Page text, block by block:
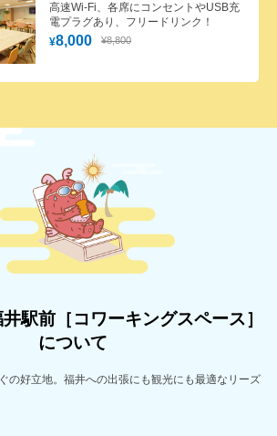
¥8,000 ¥8,800
高速Wi-Fi、各席にコンセントやUSB充
電プラグあり、フリードリンク！
駅前［コワーキングスペース］
について
の好立地。福井への出張にも観光にも最適なリーズ